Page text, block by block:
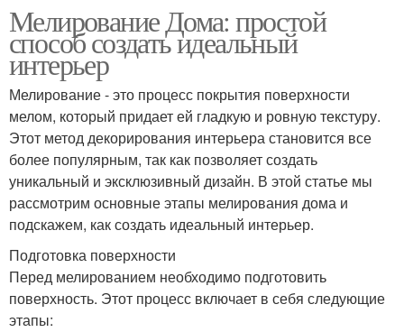
Мелирование Дома: простой
способ создать идеальный
интерьер
Мелирование - это процесс покрытия поверхности
мелом, который придает ей гладкую и ровную текстуру.
Этот метод декорирования интерьера становится все
более популярным, так как позволяет создать
уникальный и эксклюзивный дизайн. В этой статье мы
рассмотрим основные этапы мелирования дома и
подскажем, как создать идеальный интерьер.
Подготовка поверхности
Перед мелированием необходимо подготовить
поверхность. Этот процесс включает в себя следующие
этапы: